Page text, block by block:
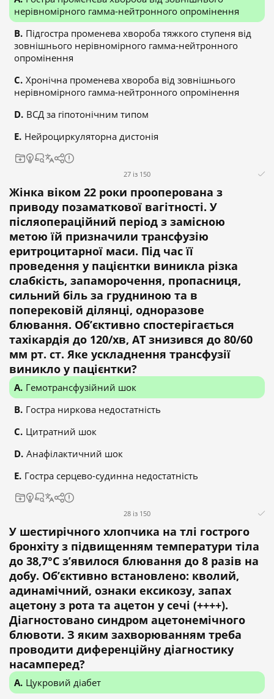
нерівномірного гамма-нейтронного опромінення
Підгостра променева хвороба тяжкого ступеня від
зовнішнього нерівномірного гамма-нейтронного
опромінення
Хронічна променева хвороба від зовнішнього
нерівномірного гамма-нейтронного опромінення
ВСД за гіпотонічним типом
Нейроциркуляторна дистонія
27 із 150
Жінка віком 22 роки прооперована з
приводу позаматкової вагітності. У
післяопераційний період з замісною
метою їй призначили трансфузію
еритроцитарної маси. Під час її
проведення у пацієнтки виникла різка
слабкість, запаморочення, пропасниця,
сильний біль за грудниною та в
поперековій ділянці, одноразове
блювання. Об’єктивно спостерігається
тахікардія до 120/хв, АТ знизився до 80/60
мм рт. ст. Яке ускладнення трансфузії
виникло у пацієнтки?
Гемотрансфузійний шок
Гостра ниркова недостатність
Цитратний шок
Анафілактичний шок
Гостра серцево-судинна недостатність
28 із 150
У шестирічного хлопчика на тлі гострого
бронхіту з підвищенням температури тіла
до 38,7°C з’явилося блювання до 8 разів на
добу. Об’єктивно встановлено: кволий,
адинамічний, ознаки ексикозу, запах
ацетону з рота та ацетон у сечі (++++).
Діагностовано синдром ацетонемічного
блювоти. З яким захворюванням треба
проводити диференційну діагностику
насамперед?
Цукровий діабет